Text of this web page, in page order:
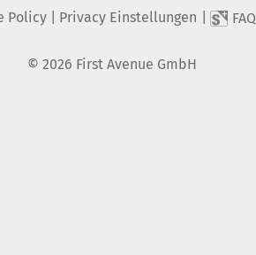
Policy| Privacy Einstellungen FAQ
© 2026 First Avenue GmbH